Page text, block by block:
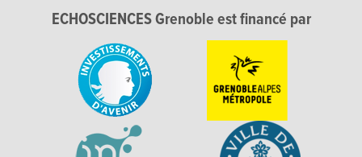
ECHOSCIENCES Grenoble est financé par